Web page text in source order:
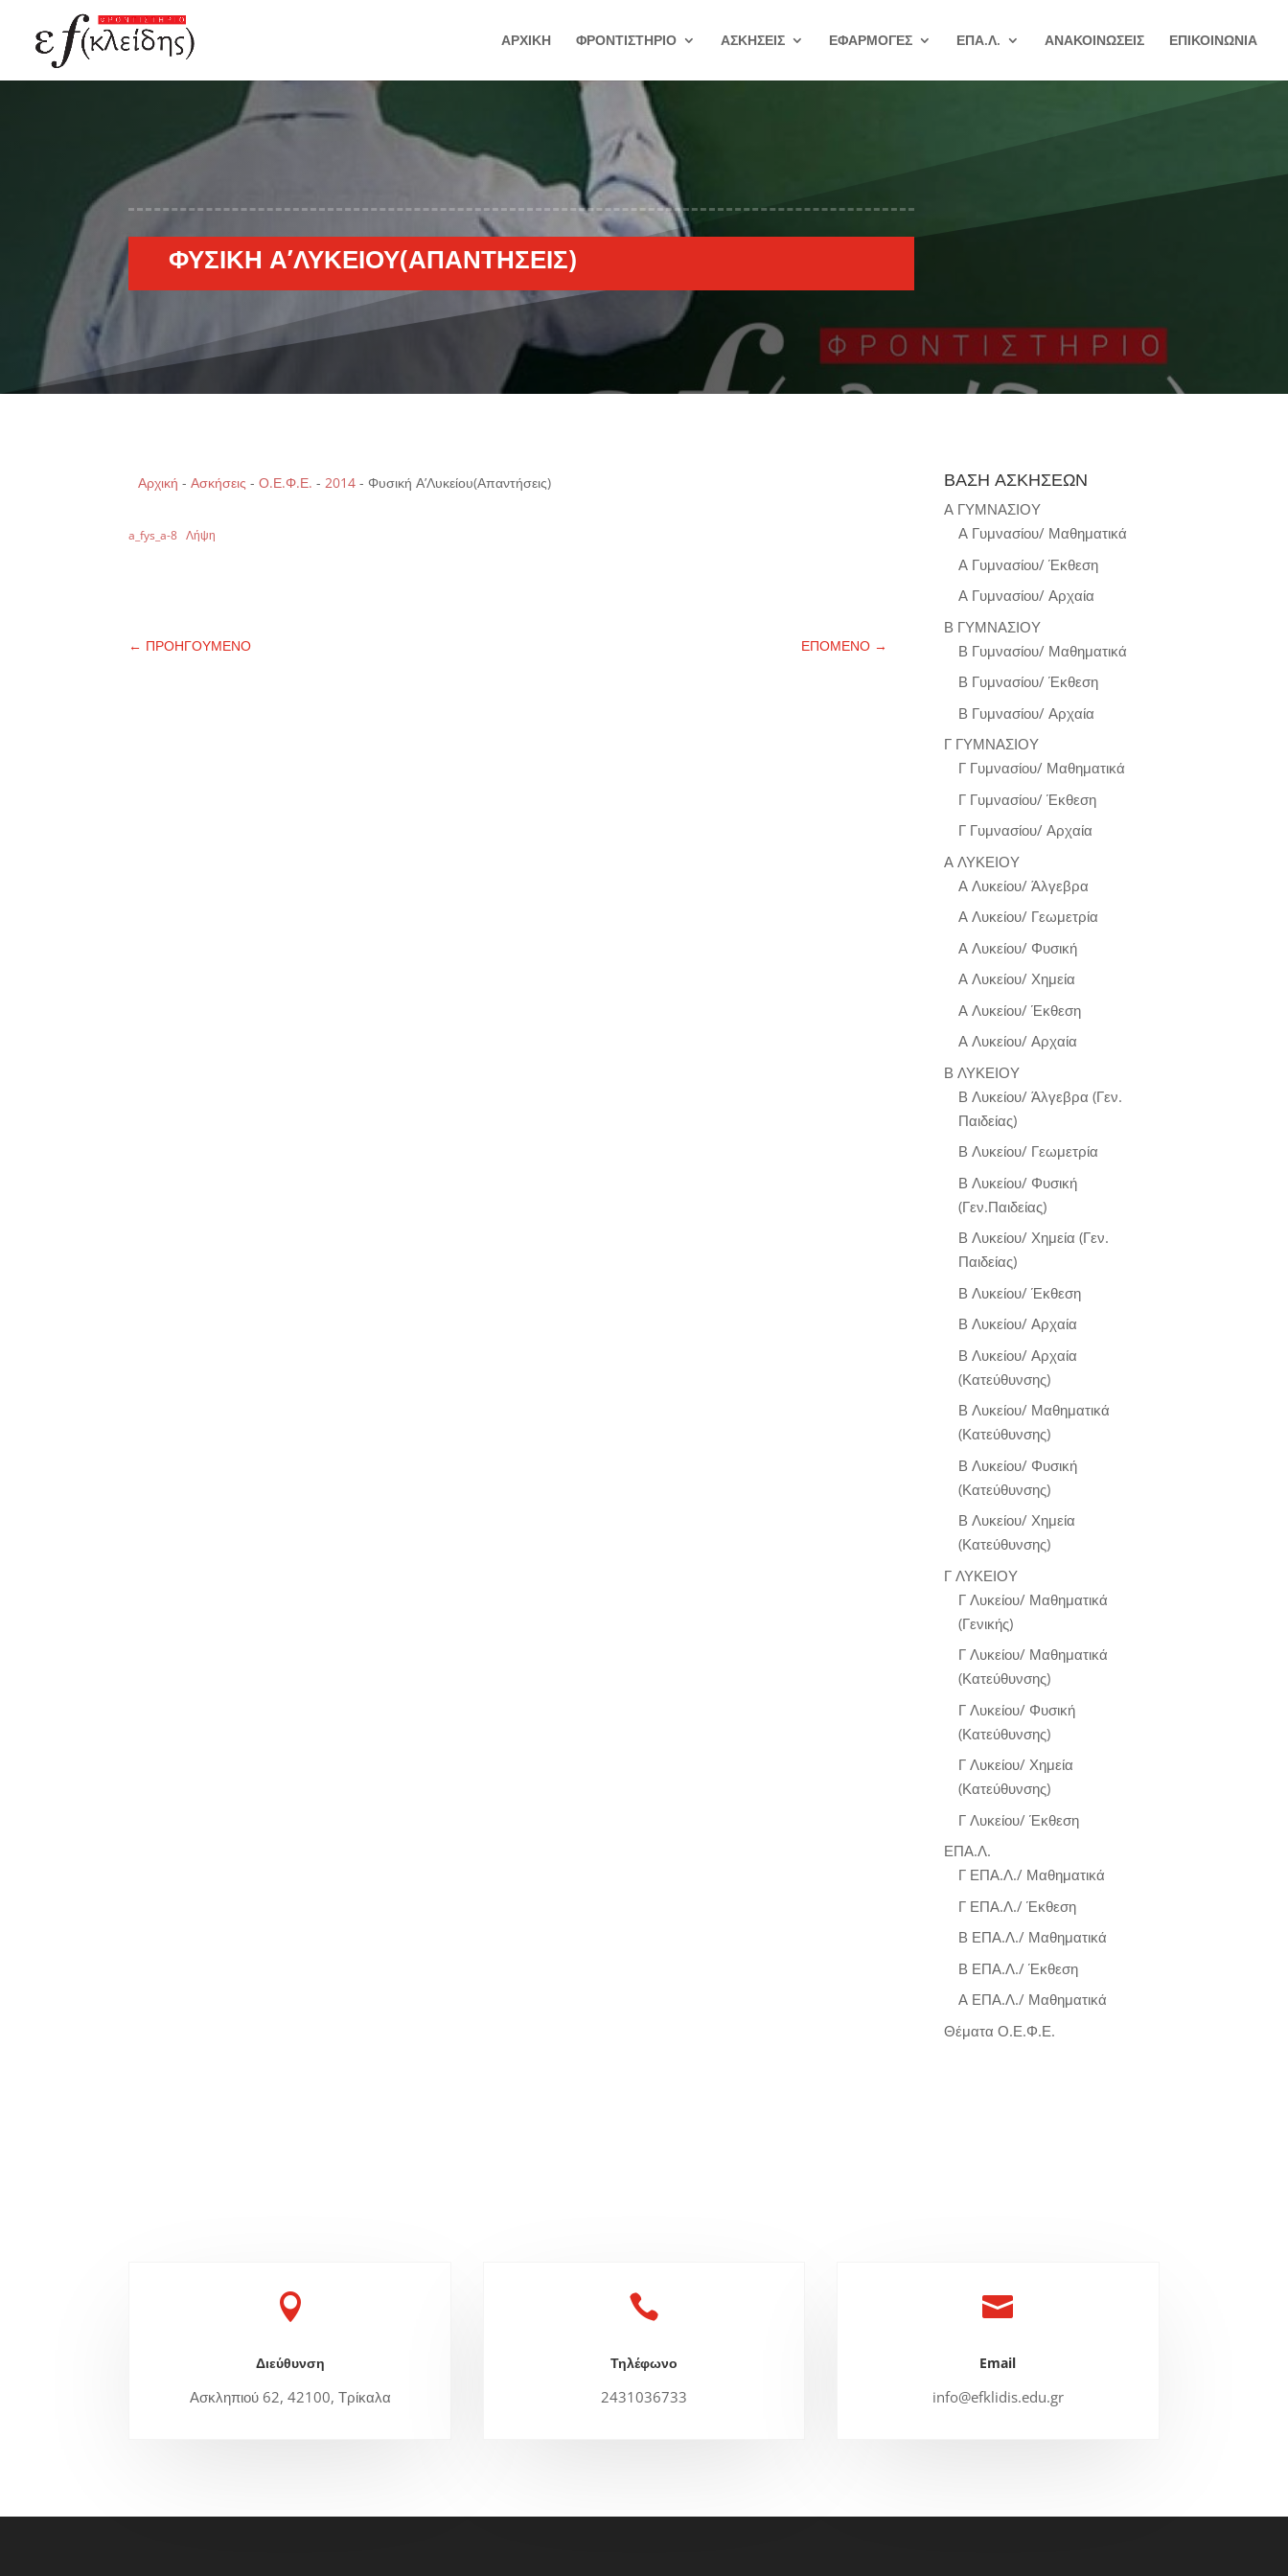
ΑΡΧΙΚΗ ΦΡΟΝΤΙΣΤΗΡΙΟ ΑΣΚΗΣΕΙΣ ΕΦΑΡΜΟΓΕΣ ΕΠΑ.Λ. ΑΝΑΚΟΙΝΩΣΕΙΣ ΕΠΙΚΟΙΝΩΝΙΑ
ΦΥΣΙΚΉ Α’ΛΥΚΕΊΟΥ(ΑΠΑΝΤΉΣΕΙΣ)
Αρχική -Ασκήσεις -Ο.Ε.Φ.Ε. -2014 -Φυσική Α’Λυκείου(Απαντήσεις)
a_fys_a-8 Λήψη
← ΠΡΟΗΓΟΥΜΕΝΟ ΕΠΟΜΕΝΟ →
ΒΑΣΗ ΑΣΚΗΣΕΩΝ
Α ΓΥΜΝΑΣΙΟΥ
Α Γυμνασίου/ Μαθηματικά
Α Γυμνασίου/ Έκθεση
Α Γυμνασίου/ Αρχαία
Β ΓΥΜΝΑΣΙΟΥ
Β Γυμνασίου/ Μαθηματικά
Β Γυμνασίου/ Έκθεση
Β Γυμνασίου/ Αρχαία
Γ ΓΥΜΝΑΣΙΟΥ
Γ Γυμνασίου/ Μαθηματικά
Γ Γυμνασίου/ Έκθεση
Γ Γυμνασίου/ Αρχαία
Α ΛΥΚΕΙΟΥ
Α Λυκείου/ Άλγεβρα
Α Λυκείου/ Γεωμετρία
Α Λυκείου/ Φυσική
Α Λυκείου/ Χημεία
Α Λυκείου/ Έκθεση
Α Λυκείου/ Αρχαία
Β ΛΥΚΕΙΟΥ
Β Λυκείου/ Άλγεβρα (Γεν.
Παιδείας)
Β Λυκείου/ Γεωμετρία
Β Λυκείου/ Φυσική
(Γεν.Παιδείας)
Β Λυκείου/ Χημεία (Γεν.
Παιδείας)
Β Λυκείου/ Έκθεση
Β Λυκείου/ Αρχαία
Β Λυκείου/ Αρχαία
(Κατεύθυνσης)
Β Λυκείου/ Μαθηματικά
(Κατεύθυνσης)
Β Λυκείου/ Φυσική
(Κατεύθυνσης)
Β Λυκείου/ Χημεία
(Κατεύθυνσης)
Γ ΛΥΚΕΙΟΥ
Γ Λυκείου/ Μαθηματικά
(Γενικής)
Γ Λυκείου/ Μαθηματικά
(Κατεύθυνσης)
Γ Λυκείου/ Φυσική
(Κατεύθυνσης)
Γ Λυκείου/ Χημεία
(Κατεύθυνσης)
Γ Λυκείου/ Έκθεση
ΕΠΑ.Λ.
Γ ΕΠΑ.Λ./ Μαθηματικά
Γ ΕΠΑ.Λ./ Έκθεση
Β ΕΠΑ.Λ./ Μαθηματικά
Β ΕΠΑ.Λ./ Έκθεση
Α ΕΠΑ.Λ./ Μαθηματικά
Θέματα Ο.Ε.Φ.Ε.

Διεύθυνση
Ασκληπιού 62, 42100, Τρίκαλα

Τηλέφωνο
2431036733

Email
info@efklidis.edu.gr